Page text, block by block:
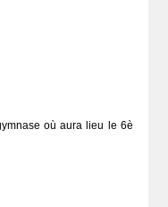
où aura lieu le 6è